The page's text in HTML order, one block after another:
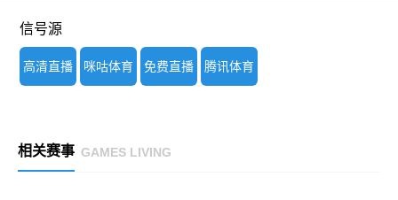
信号源
高清直播 咪咕体育 免费直播 腾讯体育
相关赛事 GAMES LIVING